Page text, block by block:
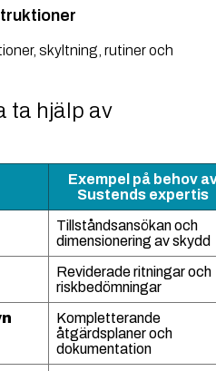
skyltning, rutiner och
ta hjälp av
Exempel på behov
Sustends expertis
Tillståndsansökan och
dimensionering av skydd
Reviderade ritningar och
riskbedömningar
Kompletterande
åtgärdsplaner och
dokumentation